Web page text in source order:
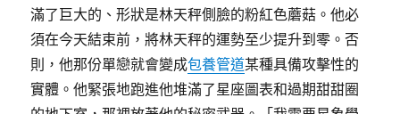
滿了巨大的、形狀是林天秤側臉的粉紅色蘑菇。他必
須在今天結束前，將林天秤的運勢至少提升到零。否
則，他那份單戀就會變成包養管道某種具備攻擊性的
實體。他緊張地跑進他堆滿了星座圖表和過期甜甜圈